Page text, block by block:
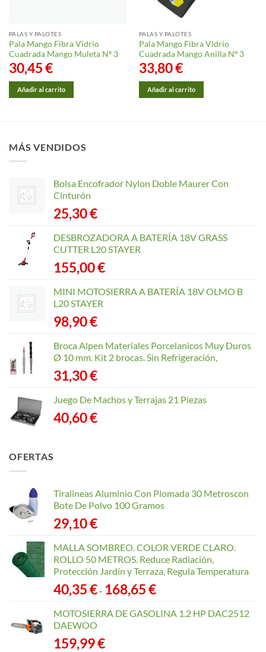
PALAS Y PALOTES
Pala Mango Fibra Vidrio
Cuadrada Mango Muleta Nº 3
30,45€
Añadir al carrito
PALAS Y PALOTES
Pala Mango Fibra Vidrio
Cuadrada Mango Anilla Nº 3
33,80€
Añadir al carrito
MÁS VENDIDOS
Bolsa Encofrador Nylon Doble Maurer Con
Cinturón
25,30€
DESBROZADORA A BATERÍA 18V GRASS
CUTTER L20 STAYER
155,00€
MINI MOTOSIERRA A BATERÍA 18V OLMO B
L20 STAYER
98,90€
Broca Alpen Materiales Porcelanicos Muy Duros
Ø 10 mm. Kit 2 brocas. Sin Refrigeración,
31,30€
Juego De Machos y Terrajas 21 Piezas
40,60€
OFERTAS
Tiralineas Aluminio Con Plomada 30 Metroscon
Bote De Polvo 100 Gramos
29,10€
MALLA SOMBREO. COLOR VERDE CLARO.
ROLLO 50 METROS. Reduce Radiación,
Protección Jardín y Terraza, Regula Temperatura
40,35€- 168,65€Rango
precios:
MOTOSIERRA DE GASOLINA 1.2 HP DAC2512
DAEWOO
159,99€